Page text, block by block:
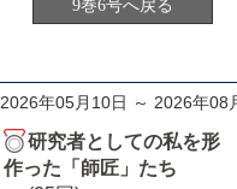
9巻6号へ戻る
2026年05月10日 ～ 2026年08
研究者としての私を形
作った「師匠」たち